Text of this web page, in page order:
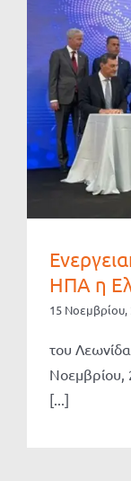
ΗΠΑ η
15 Νοεμβρίου,
του
Νοεμβρίου,
[...]